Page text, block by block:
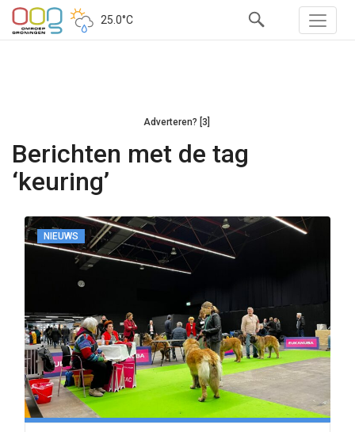
25.0°C
Adverteren? [3]
Berichten met de tag
‘keuring’
NIEUWS